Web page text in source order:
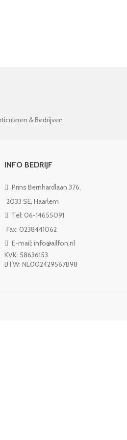
& Bedrijven
INFO BEDRIJF
Prins Bernhardlaan 376,
2033 SE, Haarlem
Tel: 06-14655091
Fax: 0238441062
E-mail: info@ailfon.nl
KVK: 58636153
BTW: NL002429567B98